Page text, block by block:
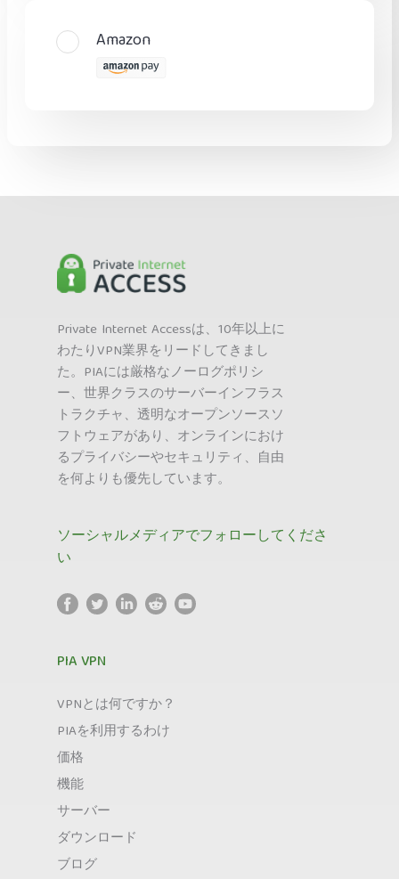
Amazon
Private Internet Accessは、10年以上に
わたりVPN業界をリードしてきまし
た。PIAには厳格なノーログポリシ
ー、世界クラスのサーバーインフラス
トラクチャ、透明なオープンソースソ
フトウェアがあり、オンラインにおけ
るプライバシーやセキュリティ、自由
を何よりも優先しています。
ソーシャルメディアでフォローしてくださ
い
PIA VPN
VPNとは何ですか？
PIAを利用するわけ
価格
機能
サーバー
ダウンロード
ブログ